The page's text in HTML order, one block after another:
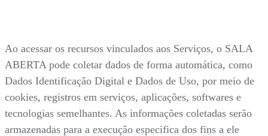
Ao acessar os recursos vinculados aos Serviços, o SALA
ABERTA pode coletar dados de forma automática, como
Dados Identificação Digital e Dados de Uso, por meio de
cookies, registros em serviços, aplicações, softwares e
tecnologias semelhantes. As informações coletadas serão
armazenadas para a execução especifica dos fins a ele